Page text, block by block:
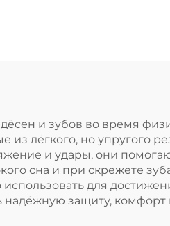
для зубов
и зубов во время
из лёгкого, но упругого
и удары, они
сна и при скрежете
для
защиту, комфорт